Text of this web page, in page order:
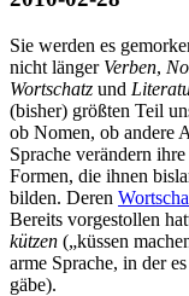
Sie werden es
nicht länger Verben,
Wortschatz und
(bisher) größten Teil
ob Nomen, ob andere
Sprache verändern
Formen, die ihnen
bilden. Deren
Bereits vorgestollen
kützen („küssen
arme Sprache, in der
gäbe).